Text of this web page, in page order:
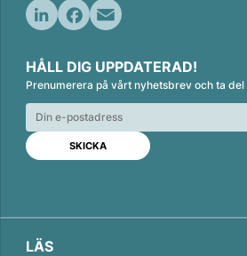
n
k
e
d
n
c
e
b
o
o
k
a
i
l
HÅLL DIG UPPDATERAD!
Prenumerera på vårt nyhetsbrev och ta
LÄS